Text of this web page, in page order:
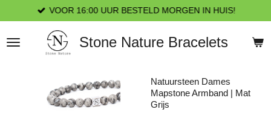
direct
naar
de
Stone Nature Bracelets
VOOR 16:00 UUR BESTELD MORGEN IN HUIS!
Natuursteen Dames
Mapstone Armband | Mat
Grijs